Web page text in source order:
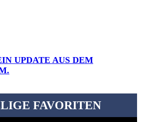
UPDATE AUS DEM
FAVORITEN